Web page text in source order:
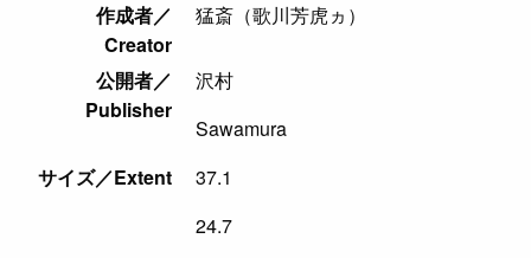
作成者／
Creator
猛斎（歌川芳虎ヵ）
公開者／
Publisher
沢村
Sawamura
サイズ／Extent
37.1
24.7